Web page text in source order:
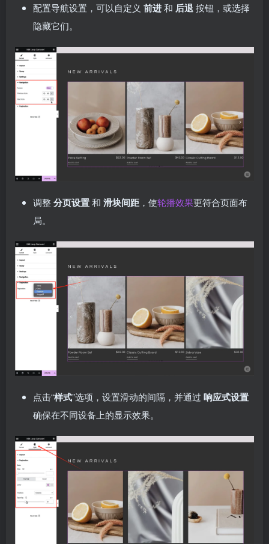
配置导航设置，可以自定义 前进和 后退按钮，或选择
隐藏它们。
调整分页设置和 滑块间距 ，使轮播效果更符合页面布
局。
点击“样式”选项，设置滑动的间隔，并通过 响应式设置
确保在不同设备上的显示效果。